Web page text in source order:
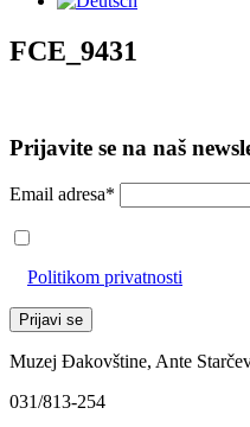
FCE_9431
Prijavite se na naš
Email adresa*
Politikom privatnosti
Muzej Đakovštine, Ante
031/813-254